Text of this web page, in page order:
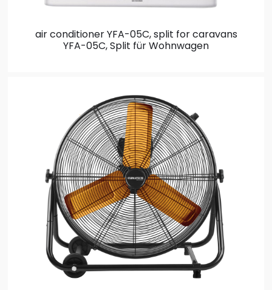
air conditioner YFA-05C, split for caravans
YFA-05C, Split für Wohnwagen